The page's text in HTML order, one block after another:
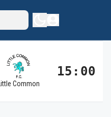
Little Common
15:00